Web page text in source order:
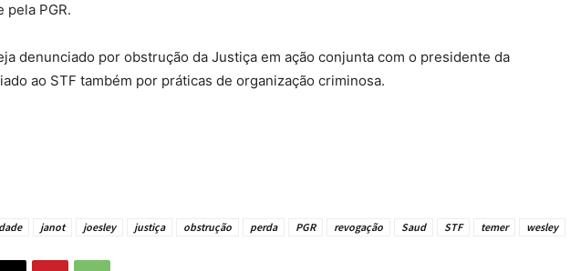
pela PGR.
denunciado por obstrução da Justiça em ação conjunta com o presidente da
ao STF também por práticas de organização criminosa.
janot joesley justiça obstrução perda PGR revogação Saud STF temer wesley